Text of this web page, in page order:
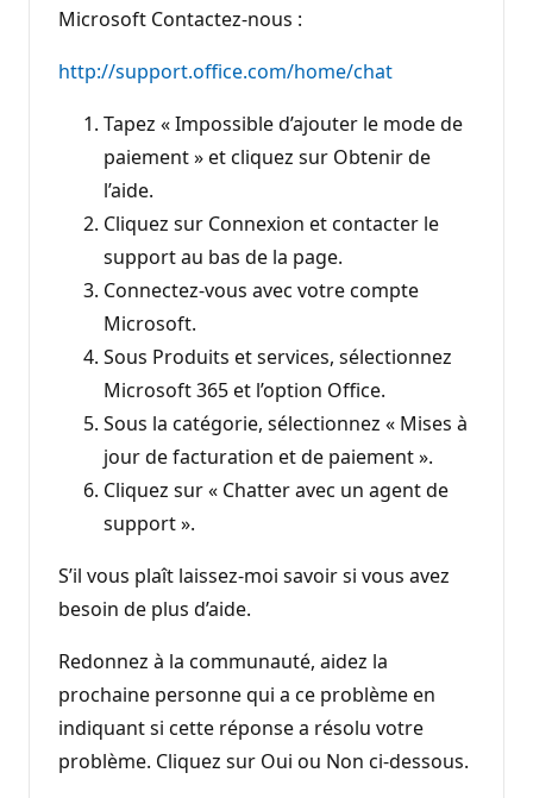
Microsoft Contactez-nous :
http://support.office.com/home/chat
Tapez « Impossible d’ajouter le mode de
paiement » et cliquez sur Obtenir de
l’aide.
Cliquez sur Connexion et contacter le
support au bas de la page.
Connectez-vous avec votre compte
Microsoft.
Sous Produits et services, sélectionnez
Microsoft 365 et l’option Office.
Sous la catégorie, sélectionnez « Mises à
jour de facturation et de paiement ».
Cliquez sur « Chatter avec un agent de
support ».
S’il vous plaît laissez-moi savoir si vous avez
besoin de plus d’aide.
Redonnez à la communauté, aidez la
prochaine personne qui a ce problème en
indiquant si cette réponse a résolu votre
problème. Cliquez sur Oui ou Non ci-dessous.